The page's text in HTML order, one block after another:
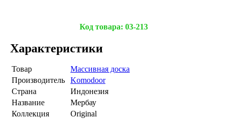
Код товара: 03-213
Характеристики
Товар
Массивная доска
Производитель
Komodoor
Страна
Индонезия
Название
Мербау
Коллекция
Original